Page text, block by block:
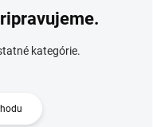
kategórie.